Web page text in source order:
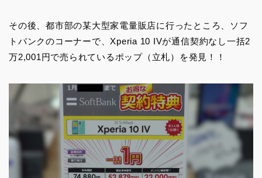
その後、都市部の某大型家電量販店に行ったところ、ソフ
トバンクのコーナーで、Xperia 10 IVが通信契約なし一括2
万2,001円で売られているポップ（立札）を発見！！